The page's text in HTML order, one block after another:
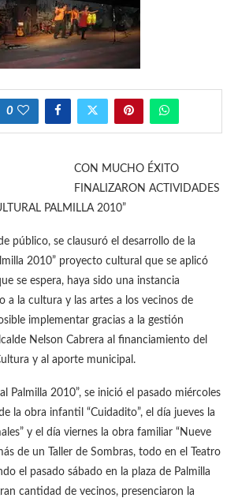
0
CON MUCHO ÉXITO
FINALIZARON ACTIVIDADES
PALMILLA 2010”
público, se clausuró el desarrollo de la
2010” proyecto cultural que se aplicó
se espera, haya sido una instancia
a la cultura y las artes a los vecinos de
implementar gracias a la gestión
Nelson Cabrera al financiamiento del
y al aporte municipal.
Palmilla 2010”, se inició el pasado miércoles
la obra infantil “Cuidadito”, el día jueves la
y el día viernes la obra familiar “Nueve
de un Taller de Sombras, todo en el Teatro
el pasado sábado en la plaza de Palmilla
cantidad de vecinos, presenciaron la